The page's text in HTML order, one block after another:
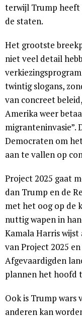
terwijl Trump heeft
de staten.
Het grootste
niet veel detail
twintig slogans,
van concreet
Amerika weer
Democraten om
aan te vallen op
Project 2025 gaat
dan Trump en de
met het oog op de
nuttig wapen in
Kamala Harris wijst
van Project 2025
Afgevaardigden
plannen het hoofd
Ook is Trump wars
anderen kan